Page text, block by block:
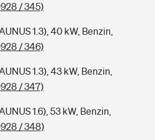
/ 345)
1.3), 40 kW, Benzin,
/ 346)
1.3), 43 kW, Benzin,
/ 347)
1.6), 53 kW, Benzin,
/ 348)